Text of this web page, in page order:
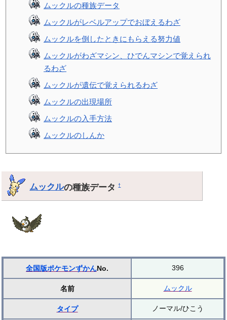
ムックルの種族データ
ムックルがレベルアップでおぼえるわざ
ムックルを倒したときにもらえる努力値
ムックルがわざマシン、ひでんマシンで覚えられ
るわざ
ムックルが遺伝で覚えられるわざ
ムックルの出現場所
ムックルの入手方法
ムックルのしんか
ムックルの種族データ†
全国版ポケモンずかんNo. 396
名前 ムックル
タイプ ノーマル/ひこう